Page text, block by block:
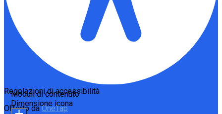
Regolazioni di accessibilità
Offerto daOneTap
Moduli di contenuto
Dimensione icona